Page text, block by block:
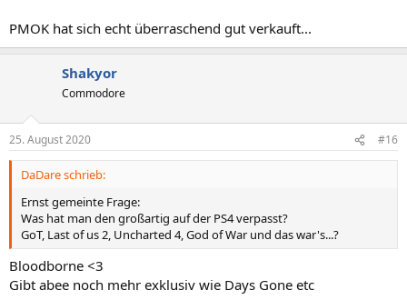
PMOK hat sich echt überraschend gut verkauft...
Shakyor
Commodore
25. August 2020 #16
DaDare schrieb:
Ernst gemeinte Frage:
Was hat man den großartig auf der PS4 verpasst?
GoT, Last of us 2, Uncharted 4, God of War und das war's...?
Bloodborne <3
Gibt abee noch mehr exklusiv wie Days Gone etc